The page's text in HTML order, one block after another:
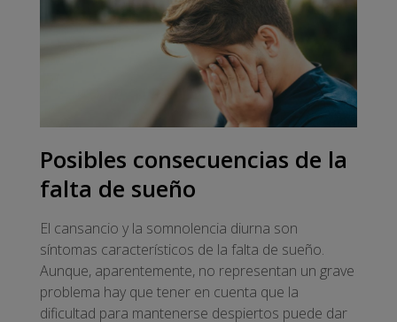
Posibles consecuencias de la
falta de sueño
El cansancio y la somnolencia diurna son
síntomas característicos de la falta de sueño.
Aunque, aparentemente, no representan un grave
problema hay que tener en cuenta que la
dificultad para mantenerse despiertos puede dar